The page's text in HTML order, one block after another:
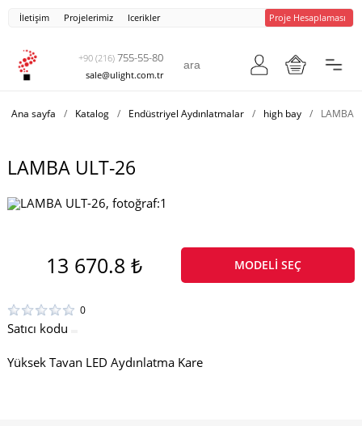
İletişim Projelerimiz Icerikler Proje Hesaplaması
+90 (216) 755-55-80
sale@ulight.com.tr
Ana sayfa / Katalog / Endüstriyel Aydınlatmalar / high bay / LAMBA
LAMBA ULT-26
13 670.8 ₺ MODELI SEÇ
0
Satıcı kodu
Yüksek Tavan LED Aydınlatma Kare